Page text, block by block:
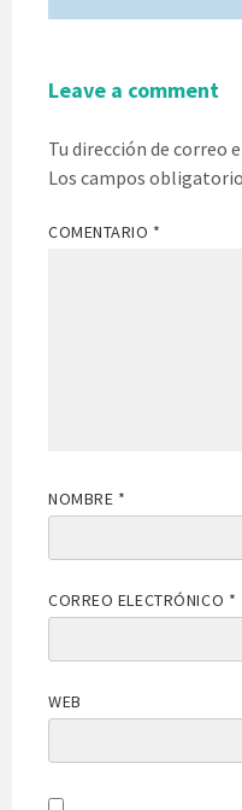
Leave a comment
Tu dirección de correo
Los campos
COMENTARIO *
NOMBRE *
CORREO ELECTRÓNICO *
WEB